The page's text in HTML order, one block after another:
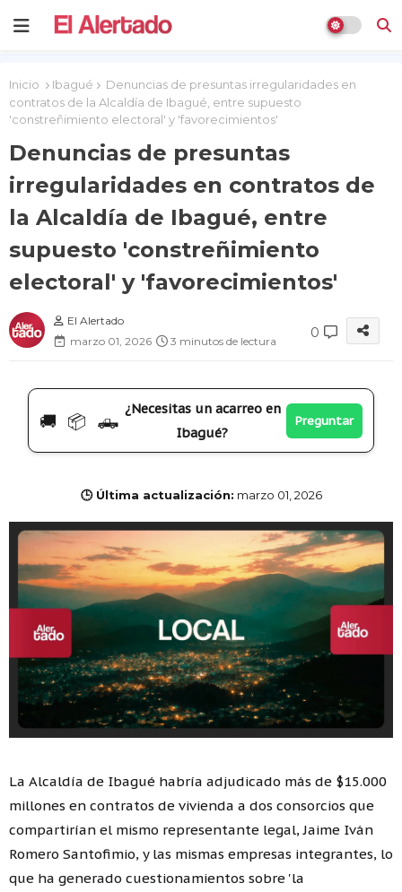
Inicio Ibagué
Denuncias de presuntas irregularidades en
contratos de la Alcaldía de Ibagué, entre supuesto
'constreñimiento electoral' y 'favorecimientos'
Denuncias de presuntas
irregularidades en contratos de
la Alcaldía de Ibagué, entre
supuesto 'constreñimiento
electoral' y 'favorecimientos'
El Alertado
marzo 01, 2026
3 minutos de lectura
0
🚚 📦 🛻
¿Necesitas un acarreo en
Ibagué?
Preguntar
🕒 Última actualización: marzo 01, 2026
La Alcaldía de Ibagué habría adjudicado más de $15.000
millones en contratos de vivienda a dos consorcios que
compartirían el mismo representante legal, Jaime Iván
Romero Santofimio, y las mismas empresas integrantes, lo
que ha generado cuestionamientos sobre 'la